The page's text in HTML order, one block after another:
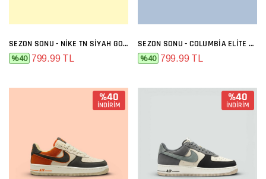
SEZON SONU - NIKE TN SIYAH GOLD
%40 799.99 TL
SEZON SONU - COLUMBIA ELITE SIYAH FÜME
%40 799.99 TL
%40
İNDİRİM
%40
İNDİRİM